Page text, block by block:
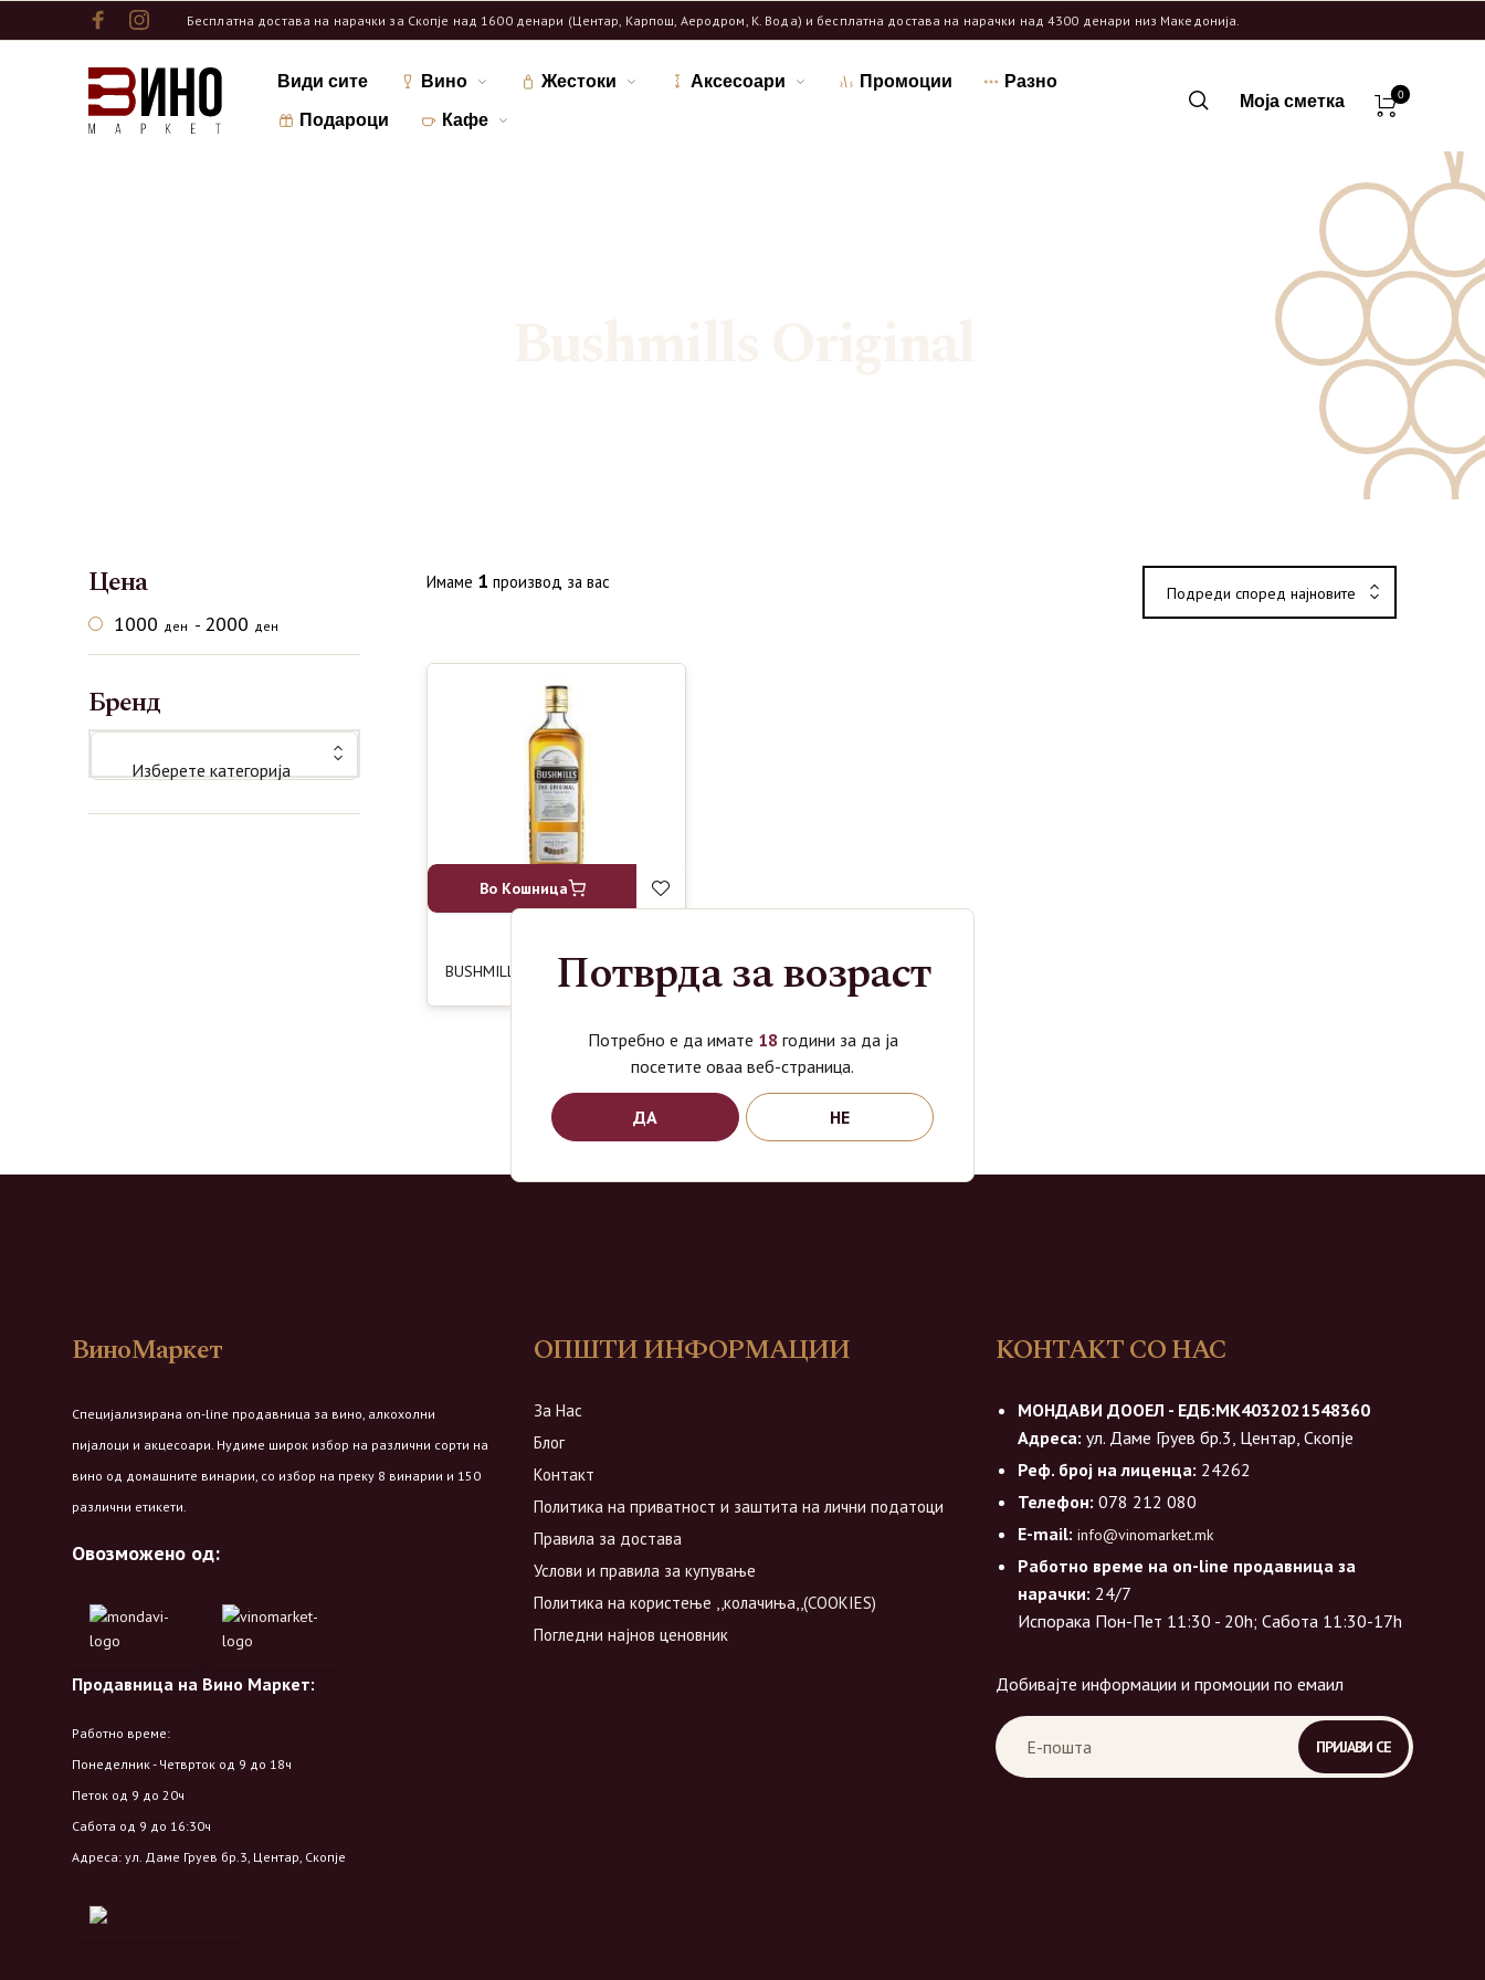
Бесплатна достава на нарачки за Скопје над 1600 денари (Центар, Карпош, Аеродром, К. Вода) и бесплатна достава на нарачки над 4300 денари низ Македонија.
Види сите Вино Жестоки Аксесоари Промоции Разно
Подароци Кафе
Моја сметка 0
Цена
1000 ден - 2000 ден
Бренд
Изберете категорија
Имаме 1 производ за вас
Подреди според најновите
Во Кошница
BUSHMILLS 0.7L 1190ден
ВиноМаркет
Специјализирана on-line продавница за вино, алкохолни
пијалоци и акцесоари. Нудиме широк избор на различни сорти на
вино од домашните винарии, со избор на преку 8 винарии и 150
различни етикети.
Овозможено од:
Продавница на Вино Маркет:
Работно време:
Понеделник - Четврток од 9 до 18ч
Петок од 9 до 20ч
Сабота од 9 до 16:30ч
Адреса: ул. Даме Груев бр.3, Центар, Скопје
ОПШТИ ИНФОРМАЦИИ
За Нас
Блог
Контакт
Политика на приватност и заштита на лични податоци
Правила за достава
Услови и правила за купување
Политика на користење ,,колачиња,,(COOKIES)
Погледни најнов ценовник
КОНТАКТ СО НАС
МОНДАВИ ДООЕЛ - ЕДБ:МК4032021548360
Адреса: ул. Даме Груев бр.3, Центар, Скопје
Реф. број на лиценца: 24262
Телефон: 078 212 080
E-mail: info@vinomarket.mk
Работно време на on-line продавница за
нарачки: 24/7
Испорака Пон-Пет 11:30 - 20h; Сабота 11:30-17h
Добивајте информации и промоции по емаил
Потврда за возраст
Потребно е да имате 18 години за да ја
посетите оваа веб-страница.
ДА НЕ